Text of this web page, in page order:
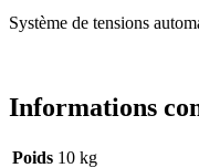
Système de tensions
Informations
Poids 10 kg